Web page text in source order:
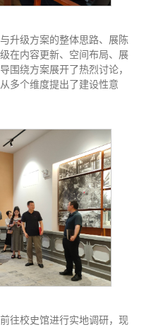
升级方案的整体思路、展陈
在内容更新、空间布局、展
围绕方案展开了热烈讨论，
多个维度提出了建设性意
往校史馆进行实地调研，现